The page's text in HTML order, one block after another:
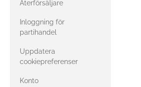
med Heavy
Merino
Återförsäljare
Inloggning för
partihandel
Uppdatera
cookiepreferenser
Konto